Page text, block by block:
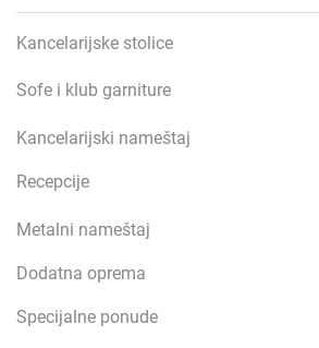
Kancelarijske stolice
Sofe i klub garniture
Kancelarijski nameštaj
Recepcije
Metalni nameštaj
Dodatna oprema
Specijalne ponude